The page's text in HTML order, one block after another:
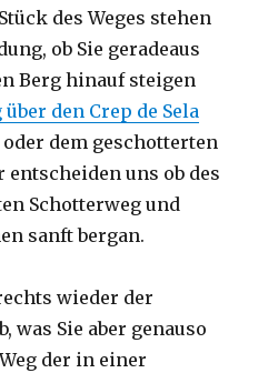
des Weges stehen
ob Sie geradeaus
Berg hinauf steigen
den Crep de Sela
oder dem geschotterten
uns ob des
Schotterweg und
sanft bergan.
wieder der
was Sie aber genauso
der in einer